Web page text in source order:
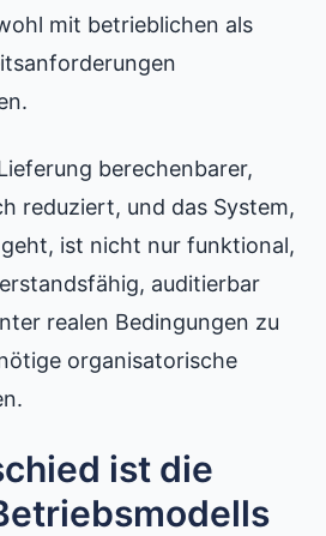
mit betrieblichen als
berechenbarer,
reduziert, und das System,
ist nicht nur funktional,
auditierbar
realen Bedingungen zu
organisatorische
ist die